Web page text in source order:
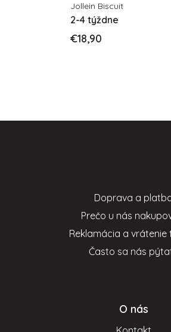
Jollein Biscuit
2-4 týždne
€18,90
Doprava a
Prečo u nás
Reklamácia a vrátenie
Často sa nás
O nás